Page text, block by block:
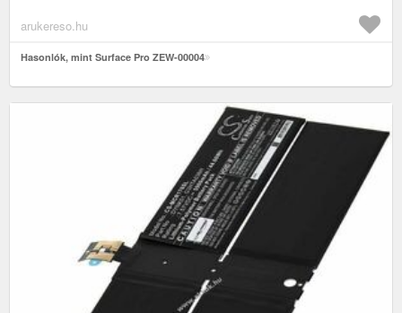
arukereso.hu
Hasonlók, mint Surface Pro ZEW-00004